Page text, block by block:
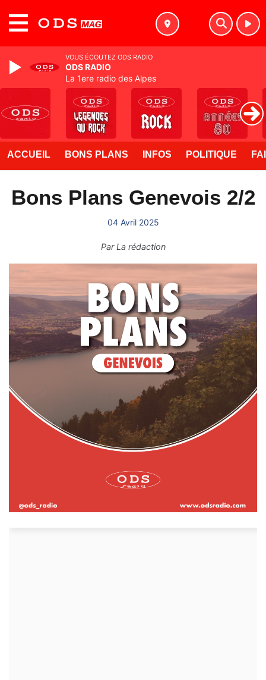
ACCUEIL BONS PLANS INFOS POLITIQUE
Bons Plans Genevois 2/2
04 Avril 2025
ParLa rédaction
VOUS ÉCOUTEZ ODS RADIO
ODS RADIO
La 1ere radio des Alpes